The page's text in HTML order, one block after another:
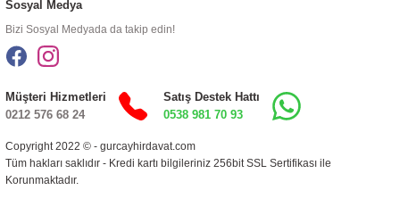
Sosyal Medya
Bizi Sosyal Medyada da takip edin!
Copyright 2022 © - gurcayhirdavat.com
Tüm hakları saklıdır - Kredi kartı bilgileriniz 256bit SSL Sertifikası ile
Korunmaktadır.
Müşteri Hizmetleri
0212 576 68 24
Satış Destek Hattı
0538 981 70 93